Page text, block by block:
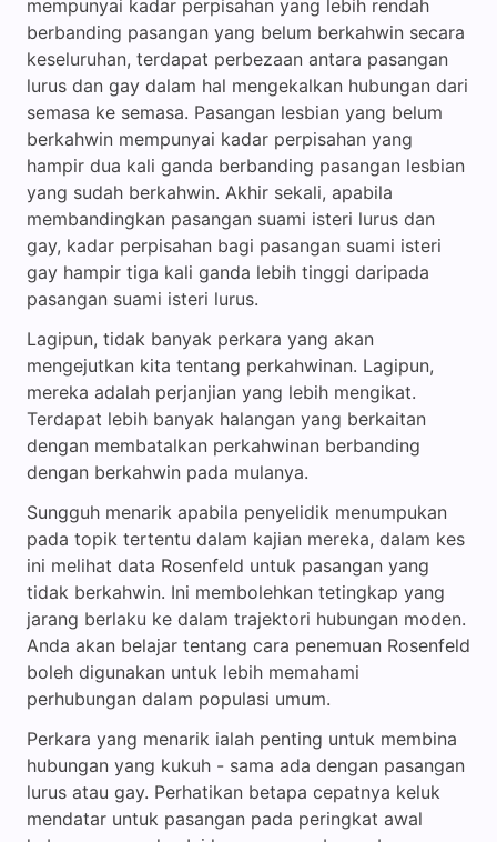
mempunyai kadar perpisahan yang lebih rendah
berbanding pasangan yang belum berkahwin secara
keseluruhan, terdapat perbezaan antara pasangan
lurus dan gay dalam hal mengekalkan hubungan dari
semasa ke semasa. Pasangan lesbian yang belum
berkahwin mempunyai kadar perpisahan yang
hampir dua kali ganda berbanding pasangan lesbian
yang sudah berkahwin. Akhir sekali, apabila
membandingkan pasangan suami isteri lurus dan
gay, kadar perpisahan bagi pasangan suami isteri
gay hampir tiga kali ganda lebih tinggi daripada
pasangan suami isteri lurus.
Lagipun, tidak banyak perkara yang akan
mengejutkan kita tentang perkahwinan. Lagipun,
mereka adalah perjanjian yang lebih mengikat.
Terdapat lebih banyak halangan yang berkaitan
dengan membatalkan perkahwinan berbanding
dengan berkahwin pada mulanya.
Sungguh menarik apabila penyelidik menumpukan
pada topik tertentu dalam kajian mereka, dalam kes
ini melihat data Rosenfeld untuk pasangan yang
tidak berkahwin. Ini membolehkan tetingkap yang
jarang berlaku ke dalam trajektori hubungan moden.
Anda akan belajar tentang cara penemuan Rosenfeld
boleh digunakan untuk lebih memahami
perhubungan dalam populasi umum.
Perkara yang menarik ialah penting untuk membina
hubungan yang kukuh - sama ada dengan pasangan
lurus atau gay. Perhatikan betapa cepatnya keluk
mendatar untuk pasangan pada peringkat awal